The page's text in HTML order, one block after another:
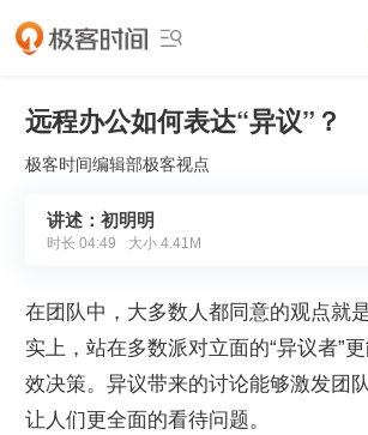

远程办公如何表达“异议”？
极客时间编辑部极客视点
讲述：初明明
时长 04:49 大小 4.41M
在团队中，大多数人都同意的观点就
实上，站在多数派对立面的“异议者”
效决策。异议带来的讨论能够激发团
让人们更全面的看待问题。